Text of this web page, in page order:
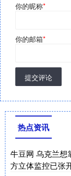
你的昵称*
你的邮箱*
提交评论
热点资讯
牛豆网 乌克兰想
方立体监控已张